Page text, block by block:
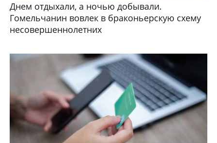
Днем отдыхали, а ночью добывали.
Гомельчанин вовлек в браконьерскую схему
несовершеннолетних